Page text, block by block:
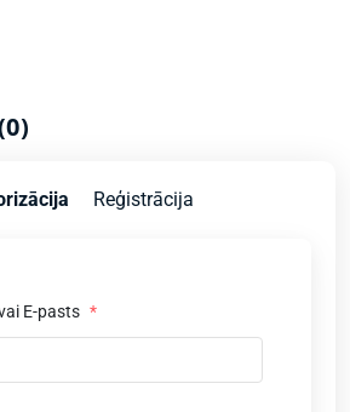
Reģistrācija
E-pasts *